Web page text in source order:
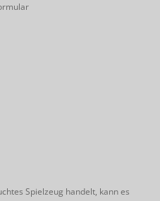
Spielzeug handelt, kann es